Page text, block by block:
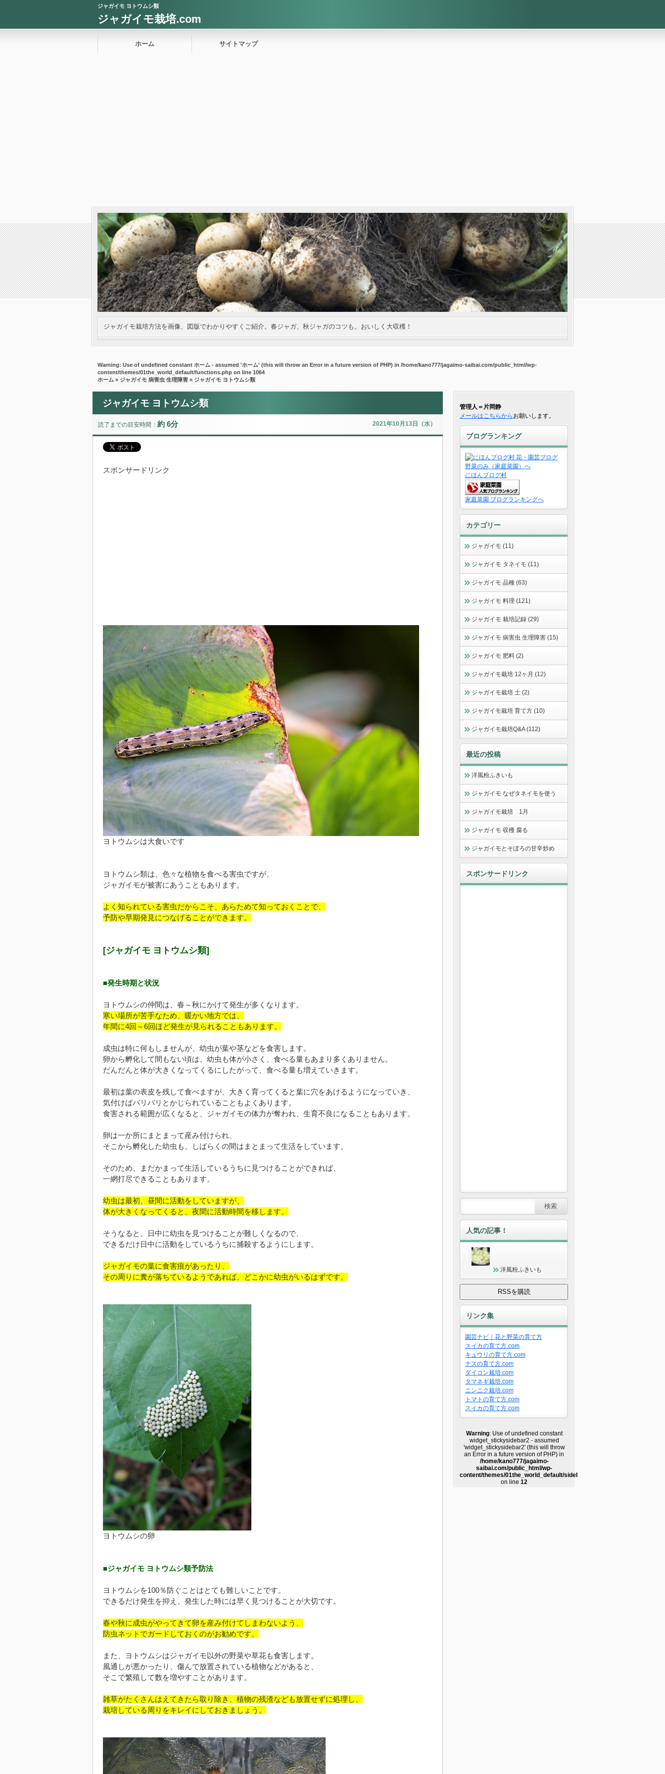
ジャガイモ ヨトウムシ類
ジャガイモ栽培.com
ホーム サイトマップ
ジャガイモ栽培方法を画像、図版でわかりやすくご紹介。春ジャガ、秋ジャガのコツも。おいしく大収穫！
Warning: Use of undefined constant ホーム - assumed 'ホーム' (this will throw an Error in a future version of PHP) in /home/kano777/jagaimo-saibai.com/public_html/wp-
content/themes/01the_world_default/functions.php on line 1064
ホーム » ジャガイモ 病害虫 生理障害 » ジャガイモ ヨトウムシ類
ジャガイモ ヨトウムシ類
読了までの目安時間： 約 6分 2021年10月13日（水）
スポンサードリンク
ヨトウムシは大食いです
ヨトウムシ類は、色々な植物を食べる害虫ですが、
ジャガイモが被害にあうこともあります。
よく知られている害虫だからこそ、あらためて知っておくことで、
予防や早期発見につなげることができます。
[ジャガイモ ヨトウムシ類]
■発生時期と状況
ヨトウムシの仲間は、春～秋にかけて発生が多くなります。
寒い場所が苦手なため、暖かい地方では、
年間に4回～6回ほど発生が見られることもあります。
成虫は特に何もしませんが、幼虫が葉や茎などを食害します。
卵から孵化して間もない頃は、幼虫も体が小さく、食べる量もあまり多くありません。
だんだんと体が大きくなってくるにしたがって、食べる量も増えていきます。
最初は葉の表皮を残して食べますが、大きく育ってくると葉に穴をあけるようになっていき、
気付けばバリバリとかじられていることもよくあります。
食害される範囲が広くなると、ジャガイモの体力が奪われ、生育不良になることもあります。
卵は一か所にまとまって産み付けられ、
そこから孵化した幼虫も、しばらくの間はまとまって生活をしています。
そのため、まだかまって生活しているうちに見つけることができれば、
一網打尽できることもあります。
幼虫は最初、昼間に活動をしていますが、
体が大きくなってくると、夜間に活動時間を移します。
そうなると、日中に幼虫を見つけることが難しくなるので、
できるだけ日中に活動をしているうちに捕殺するようにします。
ジャガイモの葉に食害痕があったり、
その周りに糞が落ちているようであれば、どこかに幼虫がいるはずです。
ヨトウムシの卵
■ジャガイモ ヨトウムシ類予防法
ヨトウムシを100％防ぐことはとても難しいことです。
できるだけ発生を抑え、発生した時には早く見つけることが大切です。
春や秋に成虫がやってきて卵を産み付けてしまわないよう、
防虫ネットでガードしておくのがお勧めです。
また、ヨトウムシはジャガイモ以外の野菜や草花も食害します。
風通しが悪かったり、傷んで放置されている植物などがあると、
そこで繁殖して数を増やすことがあります。
雑草がたくさんはえてきたら取り除き、植物の残渣なども放置せずに処理し、
栽培している周りをキレイにしておきましょう。
管理人＝片岡静
メールはこちらから お願いします。
ブログランキング
にほんブログ村
家庭菜園 ブログランキングへ
カテゴリー
ジャガイモ (11)
ジャガイモ タネイモ (11)
ジャガイモ 品種 (63)
ジャガイモ 料理 (121)
ジャガイモ 栽培記録 (29)
ジャガイモ 病害虫 生理障害 (15)
ジャガイモ 肥料 (2)
ジャガイモ栽培 12ヶ月 (12)
ジャガイモ栽培 土 (2)
ジャガイモ栽培 育て方 (10)
ジャガイモ栽培Q&A (112)
最近の投稿
洋風粉ふきいも
ジャガイモ なぜタネイモを使う
ジャガイモ栽培 1月
ジャガイモ 収穫 腐る
ジャガイモとそぼろの甘辛炒め
スポンサードリンク
人気の記事！
洋風粉ふきいも
リンク集
園芸ナビ｜花と野菜の育て方
スイカの育て方.com
キュウリの育て方.com
ナスの育て方.com
ダイコン栽培.com
タマネギ栽培.com
ニンニク栽培.com
トマトの育て方.com
スイカの育て方.com
Warning: Use of undefined constant
widget_stickysidebar2 - assumed
'widget_stickysidebar2' (this will throw
an Error in a future version of PHP) in
/home/kano777/jagaimo-
saibai.com/public_html/wp-
content/themes/01the_world_default/sidebar2.php
on line 12